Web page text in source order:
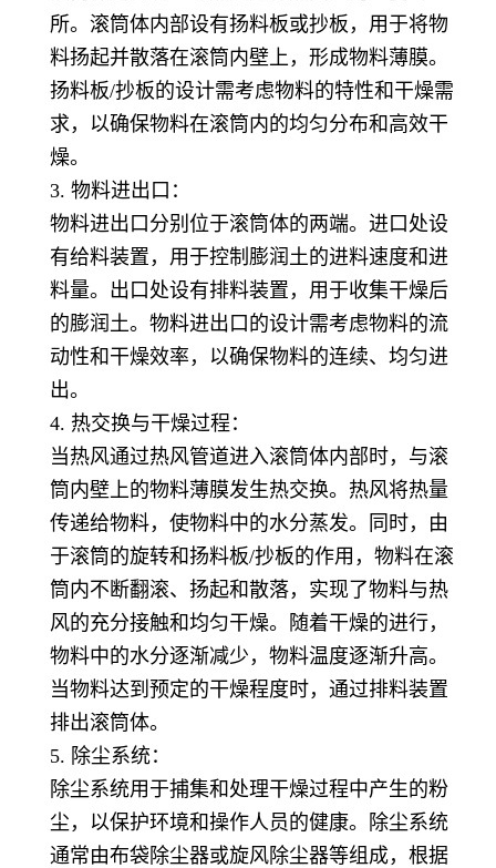
所。滚筒体内部设有扬料板或抄板，用于将物
料扬起并散落在滚筒内壁上，形成物料薄膜。
扬料板/抄板的设计需考虑物料的特性和干燥需
求，以确保物料在滚筒内的均匀分布和高效干
燥。
3. 物料进出口：
物料进出口分别位于滚筒体的两端。进口处设
有给料装置，用于控制膨润土的进料速度和进
料量。出口处设有排料装置，用于收集干燥后
的膨润土。物料进出口的设计需考虑物料的流
动性和干燥效率，以确保物料的连续、均匀进
出。
4. 热交换与干燥过程：
当热风通过热风管道进入滚筒体内部时，与滚
筒内壁上的物料薄膜发生热交换。热风将热量
传递给物料，使物料中的水分蒸发。同时，由
于滚筒的旋转和扬料板/抄板的作用，物料在滚
筒内不断翻滚、扬起和散落，实现了物料与热
风的充分接触和均匀干燥。随着干燥的进行，
物料中的水分逐渐减少，物料温度逐渐升高。
当物料达到预定的干燥程度时，通过排料装置
排出滚筒体。
5. 除尘系统：
除尘系统用于捕集和处理干燥过程中产生的粉
尘，以保护环境和操作人员的健康。除尘系统
通常由布袋除尘器或旋风除尘器等组成，根据